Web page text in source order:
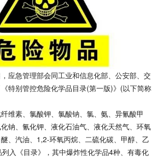
急管理部会同工业和信息化部、公安部、交
特别管控危险化学品目录(第一版)》(以下简称
素、氯酸钾、氯酸钠、氯、氨、异氰酸甲
钠、氰化钾、液化石油气、液化天然气、环氧
、汽油、1,2-环氧丙烷、二硫化碳、甲醇、乙
入《目录》，其中爆炸性化学品4种、有毒化